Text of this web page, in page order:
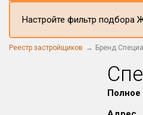
Настройте фильтр подбора
Реестр застройщиков Бренд
Полное